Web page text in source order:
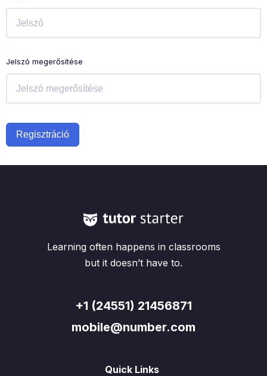
Jelszó megerősítése
Regisztráció
Learning often happens in classrooms
but it doesn’t have to.
+1 (24551) 21456871
mobile@number.com
Quick Links